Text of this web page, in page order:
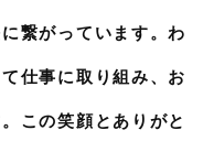
繋がっています。わ
仕事に取り組み、お
この笑顔とありがと